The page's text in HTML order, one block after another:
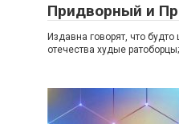
Придворный и
Издавна говорят, что
отечества худые